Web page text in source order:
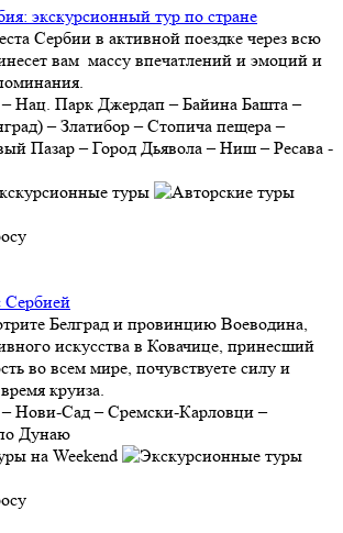
экскурсионный тур по стране
Сербии в активной поездке через всю
вам массу впечатлений и эмоций и
– Нац. Парк Джердап – Байина Башта –
– Златибор – Стопича пещера –
Пазар – Город Дьявола – Ниш – Ресава -
Сербией
Белград и провинцию Воеводина,
искусства в Ковачице, принесший
во всем мире, почувствуете силу и
круиза.
– Нови-Сад – Сремски-Карловци –
Дунаю